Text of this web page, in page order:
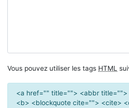
Vous pouvez utiliser les tags HTML
<a href="" title=""> <abbr
<b> <blockquote cite=""> <cite>